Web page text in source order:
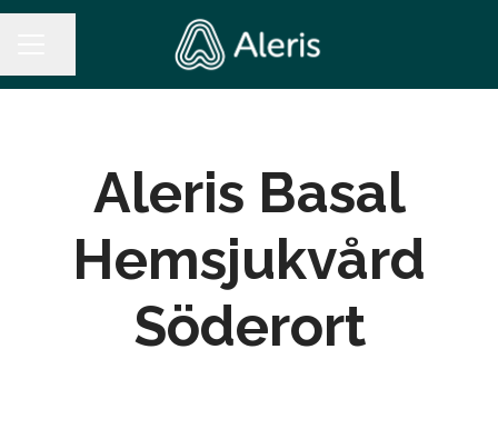
Aleris Basal
Hemsjukvård
Söderort